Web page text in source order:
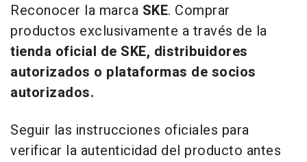
Reconocer la marca SKE. Comprar
productos exclusivamente a través de la
tienda oficial de SKE, distribuidores
autorizados o plataformas de socios
autorizados.
Seguir las instrucciones oficiales para
verificar la autenticidad del producto antes